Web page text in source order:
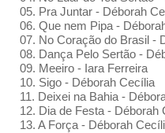
05. Pra Juntar - Déborah
06. Que nem Pipa -
07. No Coração do Brasil -
08. Dança Pelo Sertão -
09. Meeiro - Iara Ferreira
10. Sigo - Déborah Cecília
11. Deixei na Bahia -
12. Dia de Festa - Déborah
13. A Força - Déborah